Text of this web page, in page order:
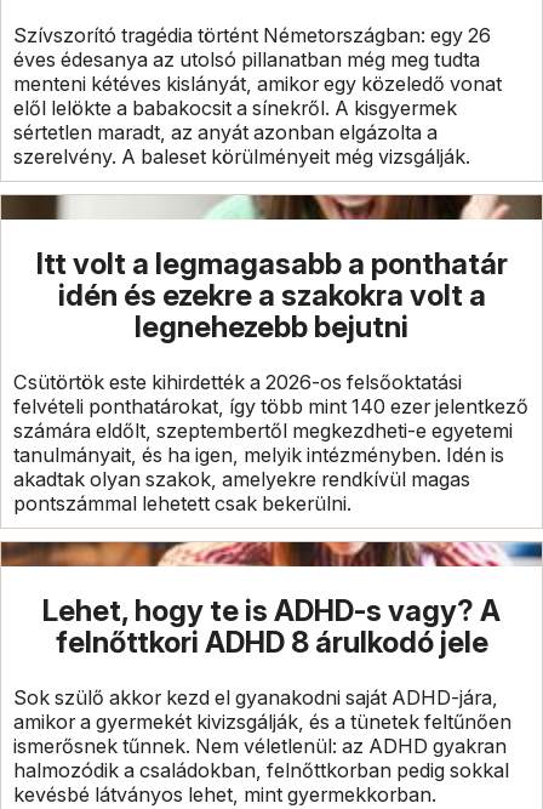
Szívszorító tragédia történt Németországban: egy 26
éves édesanya az utolsó pillanatban még meg tudta
menteni kétéves kislányát, amikor egy közeledő vonat
elől lelökte a babakocsit a sínekről. A kisgyermek
sértetlen maradt, az anyát azonban elgázolta a
szerelvény. A baleset körülményeit még vizsgálják.
Itt volt a legmagasabb a ponthatár
idén és ezekre a szakokra volt a
legnehezebb bejutni
Csütörtök este kihirdették a 2026-os felsőoktatási
felvételi ponthatárokat, így több mint 140 ezer jelentkező
számára eldőlt, szeptembertől megkezdheti-e egyetemi
tanulmányait, és ha igen, melyik intézményben. Idén is
akadtak olyan szakok, amelyekre rendkívül magas
pontszámmal lehetett csak bekerülni.
Lehet, hogy te is ADHD-s vagy? A
felnőttkori ADHD 8 árulkodó jele
Sok szülő akkor kezd el gyanakodni saját ADHD-jára,
amikor a gyermekét kivizsgálják, és a tünetek feltűnően
ismerősnek tűnnek. Nem véletlenül: az ADHD gyakran
halmozódik a családokban, felnőttkorban pedig sokkal
kevésbé látványos lehet, mint gyermekkorban.